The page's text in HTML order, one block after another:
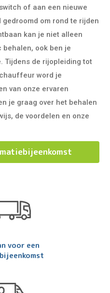
of aan een nieuwe
gedroomd om rond te rijden
kan je niet alleen
ook ben je
Tijdens de rijopleiding tot
word je
van onze ervaren
je graag over het behalen
de voordelen en onze
voor een